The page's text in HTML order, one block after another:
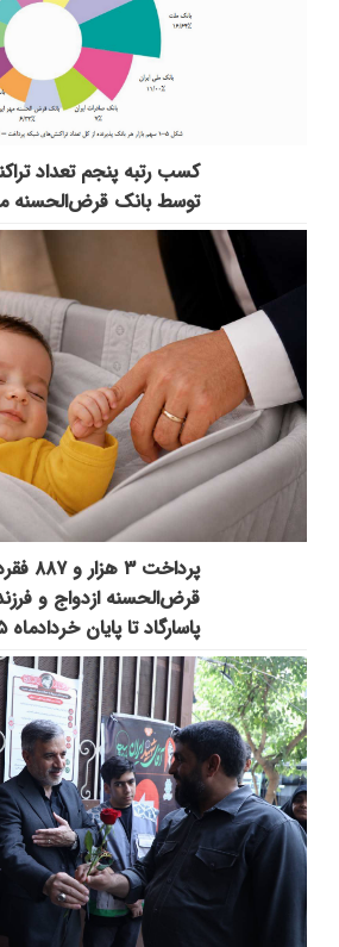
کسب رتبه پنجم تعداد
توسط بانک قرض‌الحسنه
پرداخت
قرض‌الحسنه ازدواج و
پاسارگاد تا پایان خردادماه ۱۴۰۵